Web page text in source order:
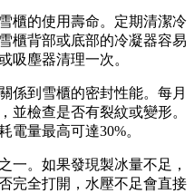
櫃的使用壽命。定期清潔冷
櫃背部或底部的冷凝器容易
吸塵器清理一次。
係到雪櫃的密封性能。每月
並檢查是否有裂紋或變形。
電量最高可達30%。
一。如果發現製冰量不足，
完全打開，水壓不足會直接